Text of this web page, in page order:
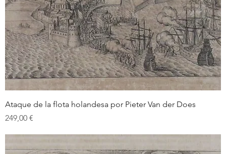
Ataque de la flota holandesa por Pieter Van der Does
Prix
249,00 €